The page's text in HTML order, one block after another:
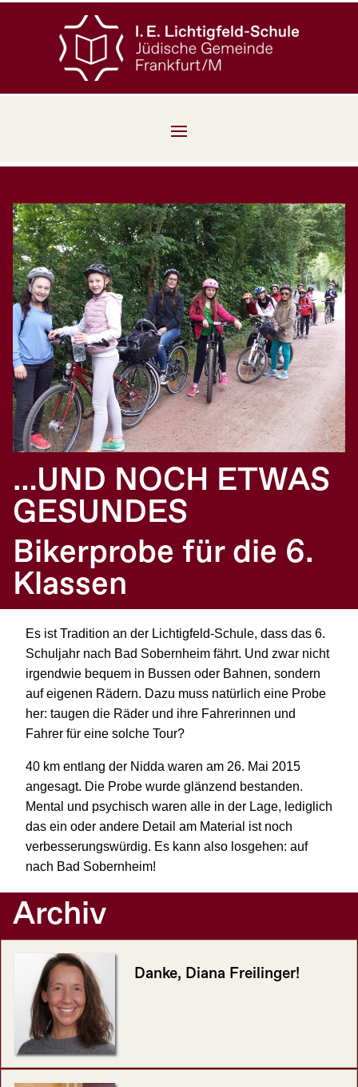
…UND NOCH ETWAS
GESUNDES
Bikerprobe für die 6.
Klassen
Es ist Tradition an der Lichtigfeld-Schule, dass das 6.
Schuljahr nach Bad Sobernheim fährt. Und zwar nicht
irgendwie bequem in Bussen oder Bahnen, sondern
auf eigenen Rädern. Dazu muss natürlich eine Probe
her: taugen die Räder und ihre Fahrerinnen und
Fahrer für eine solche Tour?
40 km entlang der Nidda waren am 26. Mai 2015
angesagt. Die Probe wurde glänzend bestanden.
Mental und psychisch waren alle in der Lage, lediglich
das ein oder andere Detail am Material ist noch
verbesserungswürdig. Es kann also losgehen: auf
nach Bad Sobernheim!
Archiv
Danke, Diana Freilinger!